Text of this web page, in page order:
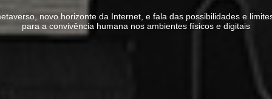
novo horizonte da Internet, e fala das possibilidades e
para a convivência humana nos ambientes físicos e digitais